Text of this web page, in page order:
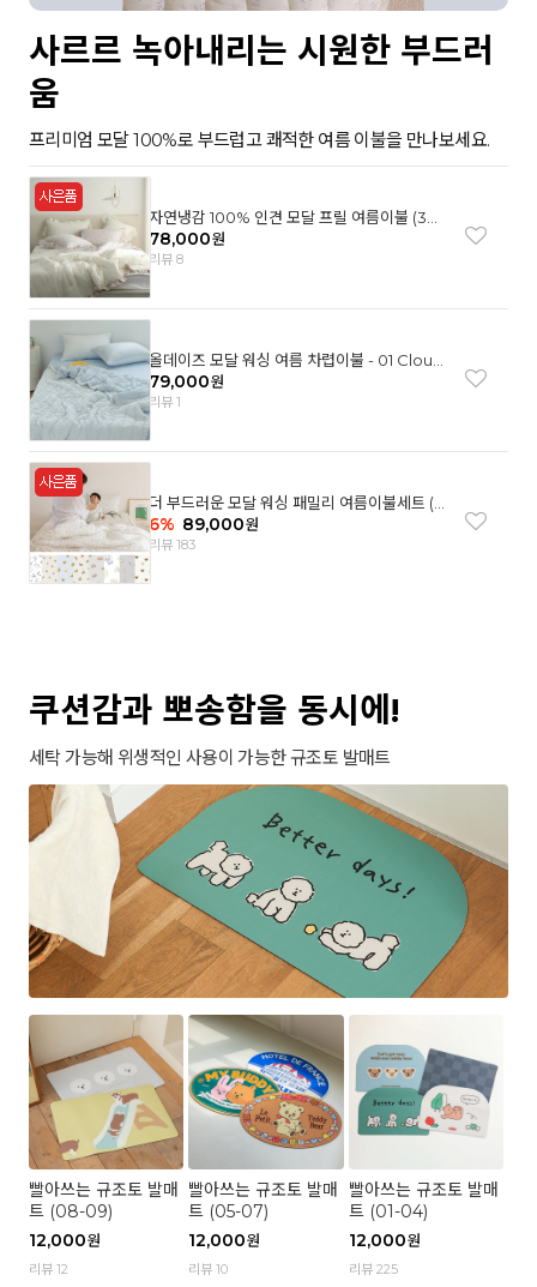
사르르 녹아내리는 시원한 부드러
움
프리미엄 모달 100%로 부드럽고 쾌적한 여름 이불을 만나보세요.
자연냉감 100% 인견 모달 프릴 여름이불 (3컬
러)
78,000원
리뷰 8
올데이즈 모달 워싱 여름 차렵이불 - 01 Cloud
garden(SS)
79,000원
리뷰 1
더 부드러운 모달 워싱 패밀리 여름이불세트 (8
컬러)
6% 89,000원
리뷰 183
쿠션감과 뽀송함을 동시에!
세탁 가능해 위생적인 사용이 가능한 규조토 발매트
빨아쓰는 규조토 발매
트 (08-09)
12,000원
리뷰 12
빨아쓰는 규조토 발매
트 (05-07)
12,000원
리뷰 10
빨아쓰는 규조토 발매
트 (01-04)
12,000원
리뷰 225